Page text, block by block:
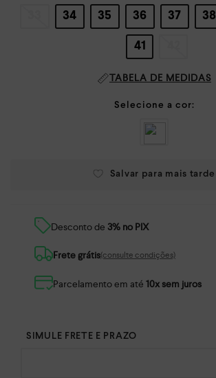
34 35 36 37 38
41
TABELA DE MEDIDAS
Desconto de 3% no PIX
Frete grátis(consulte condições)
Parcelamento em até 10x sem juros